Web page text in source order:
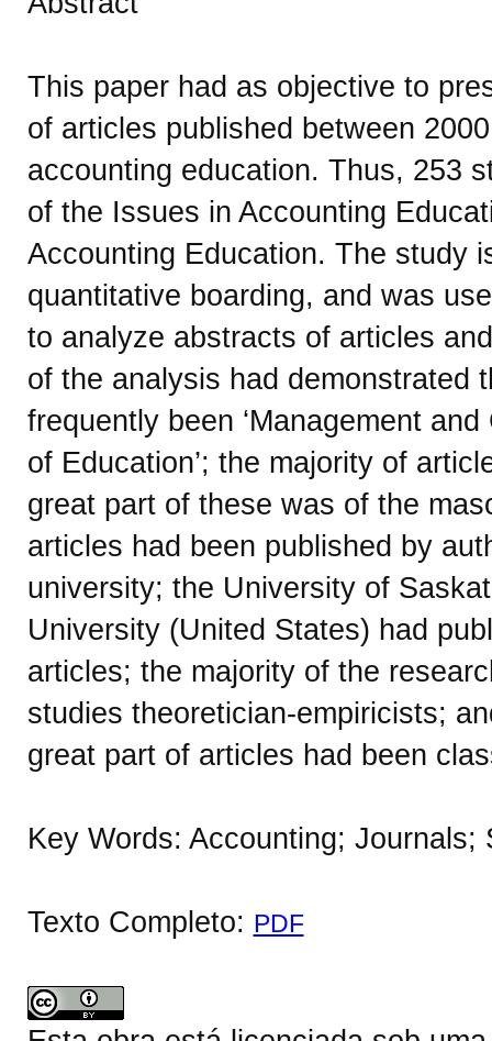
This paper had as objective to
of articles published between
accounting education. Thus, 253
of the Issues in Accounting
Accounting Education. The study
quantitative boarding, and was
to analyze abstracts of articles
of the analysis had demonstrated
frequently been ‘Management
of Education’; the majority of
great part of these was of the
articles had been published by
university; the University of
University (United States) had
articles; the majority of the
studies theoretician-empiricists;
great part of articles had been
Key Words: Accounting; Journals;
Texto Completo: PDF